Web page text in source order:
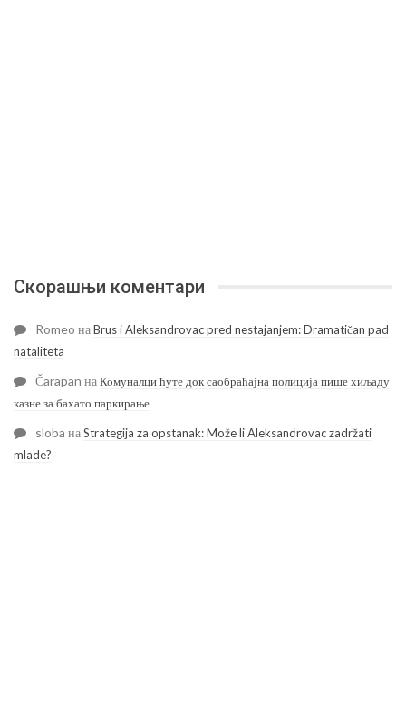
Скорашњи коментари
Romeo наBrus i Aleksandrovac pred nestajanjem: Dramatičan pad
nataliteta
Čarapan наКомуналци ћуте док саобраћајна полиција пише хиљаду
казне за бахато паркирање
sloba наStrategija za opstanak: Može li Aleksandrovac zadržati
mlade?